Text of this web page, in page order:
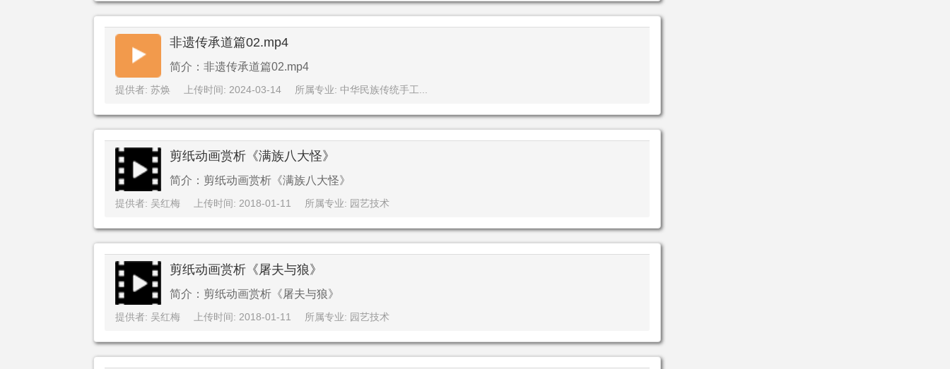
非遗传承道篇02.mp4
简介：非遗传承道篇02.mp4
提供者: 苏焕 上传时间: 2024-03-14 所属专业: 中华民族传统手工...
剪纸动画赏析《满族八大怪》
简介：剪纸动画赏析《满族八大怪》
提供者: 吴红梅 上传时间: 2018-01-11 所属专业: 园艺技术
剪纸动画赏析《屠夫与狼》
简介：剪纸动画赏析《屠夫与狼》
提供者: 吴红梅 上传时间: 2018-01-11 所属专业: 园艺技术